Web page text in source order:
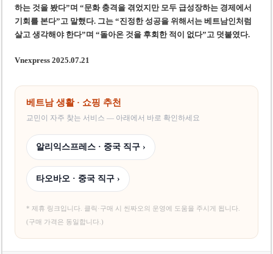
하는 것을 봤다”며 “문화 충격을 겪었지만 모두 급성장하는 경제에서
기회를 본다”고 말했다. 그는 “진정한 성공을 위해서는 베트남인처럼
살고 생각해야 한다”며 “돌아온 것을 후회한 적이 없다”고 덧붙였다.
Vnexpress 2025.07.21
베트남 생활 · 쇼핑 추천
교민이 자주 찾는 서비스 — 아래에서 바로 확인하세요
알리익스프레스 · 중국 직구 ›
타오바오 · 중국 직구 ›
* 제휴 링크입니다. 클릭·구매 시 씬짜오의 운영에 도움을 주시게 됩니다.
(구매 가격은 동일합니다.)